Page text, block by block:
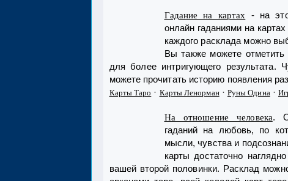
Гадание на картах
- на
онлайн гаданиями на
каждого расклада можно
Вы также можете
для более интригующего
можете прочитать историю появления
Карты Таро · Карты Ленорман· Руны Одина ·
На отношение человека.
гаданий на любовь, по
мысли, чувства и
карты достаточно
вашей второй половинки. Расклад